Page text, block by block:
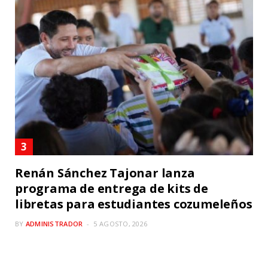
Renán Sánchez Tajonar lanza
programa de entrega de kits de
libretas para estudiantes cozumeleños
BY ADMINISTRADOR 5 AGOSTO, 2026